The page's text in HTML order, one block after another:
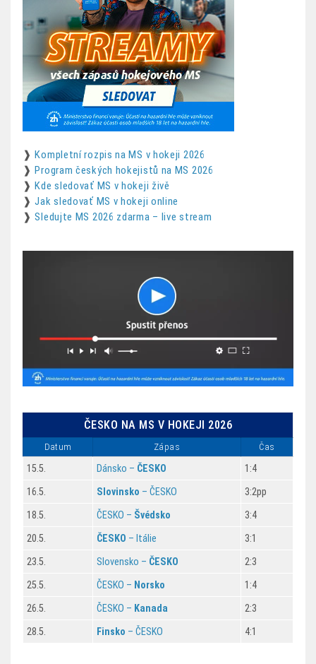
❱Kompletní rozpis na MS v hokeji 2026
❱Program českých hokejistů na MS 2026
❱Kde sledovať MS v hokeji živě
❱Jak sledovať MS v hokeji online
❱Sledujte MS 2026 zdarma – live stream
ČESKO NA MS V HOKEJI 2026
Datum Zápas Čas
15.5. Dánsko – ČESKO 1:4
16.5. Slovinsko – ČESKO 3:2pp
18.5. ČESKO – Švédsko 3:4
20.5. ČESKO – Itálie 3:1
23.5. Slovensko – ČESKO 2:3
25.5. ČESKO – Norsko 1:4
26.5. ČESKO – Kanada 2:3
28.5. Finsko – ČESKO 4:1